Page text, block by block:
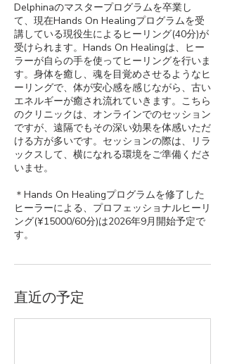
Delphinaのマスタープログラムを卒業し
て、現在Hands On Healingプログラムを受
講している現役生によるヒーリング(40分)が
受けられます。Hands On Healingは、ヒー
ラーが自らの手を使ってヒーリングを行いま
す。身体を癒し、魂を目覚めさせるようなヒ
ーリングで、体が安心感を感じながら、古い
エネルギーが癒され流れていきます。こちら
のクリニックは、オンラインでのセッション
ですが、遠隔でもその深い効果を体感いただ
ける方が多いです。セッションの際は、リラ
ックスして、横になれる環境をご準備くださ
いませ。
＊Hands On Healingプログラムを修了した
ヒーラーによる、プロフェッショナルヒーリ
ング(¥15000/60分)は2026年9月開始予定で
す。
直近の予定